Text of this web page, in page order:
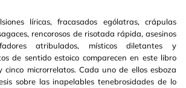
líricas, fracasados ególatras, crápulas
rencorosos de risotada rápida, asesinos
atribulados, místicos diletantes y
de sentido estoico comparecen en este libro
cinco microrrelatos. Cada uno de ellos esboza
sobre las inapelables tenebrosidades de lo